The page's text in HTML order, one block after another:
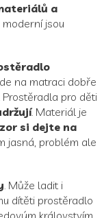
a
jsou
na matraci dobře
pro děti
. Materiál je
si dejte na
jasná, problém ale
. Může ladit i
dítěti prostěradlo
královstvím